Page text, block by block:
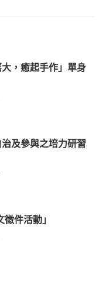
，癒起手作」單身
及參與之培力研習
件活動」